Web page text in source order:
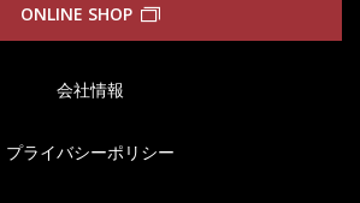
ONLINE SHOP
会社情報
プライバシーポリシー